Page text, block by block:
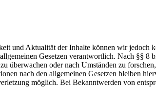
und Aktualität der Inhalte können wir jedoch
Gesetzen verantwortlich. Nach §§ 8
überwachen oder nach Umständen zu
nach den allgemeinen Gesetzen bleiben
möglich. Bei Bekanntwerden von